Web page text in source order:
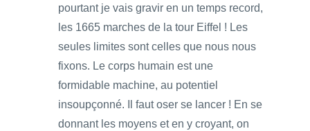
pourtant je vais gravir en un temps record,
les 1665 marches de la tour Eiffel ! Les
seules limites sont celles que nous nous
fixons. Le corps humain est une
formidable machine, au potentiel
insoupçonné. Il faut oser se lancer ! En se
donnant les moyens et en y croyant, on